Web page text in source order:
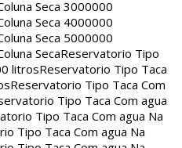
Seca 3000000
Seca 4000000
Seca 5000000
SecaReservatorio Tipo
litrosReservatorio Tipo Taca
Reservatorio Tipo Taca Com
Tipo Taca Com agua
Tipo Taca Com agua Na
Tipo Taca Com agua Na